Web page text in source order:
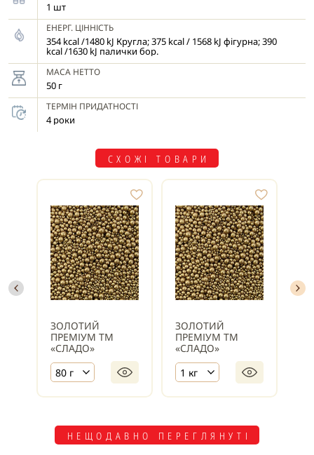
1 шт
ЕНЕРГ. ЦІННІСТЬ
354 kcal /1480 kJ Кругла; 375 kcal / 1568 kJ фігурна; 390
kcal /1630 kJ палички бор.
МАСА НЕТТО
50 г
ТЕРМІН ПРИДАТНОСТІ
4 роки
СХОЖІ ТОВАРИ
ЗОЛОТИЙ
ПРЕМІУМ ТМ
«СЛАДО»
80 г
ЗОЛОТИЙ
ПРЕМІУМ ТМ
«СЛАДО»
1 кг
НЕЩОДАВНО ПЕРЕГЛЯНУТІ